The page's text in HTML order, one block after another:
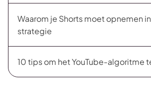
Waarom je Shorts moet opnemen
strategie
10 tips om het YouTube-algoritme